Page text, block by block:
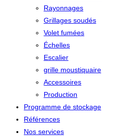
Rayonnages
Grillages soudés
Volet fumées
Échelles
Escalier
grille moustiquaire
Accessoires
Production
Programme de stockage
Références
Nos services